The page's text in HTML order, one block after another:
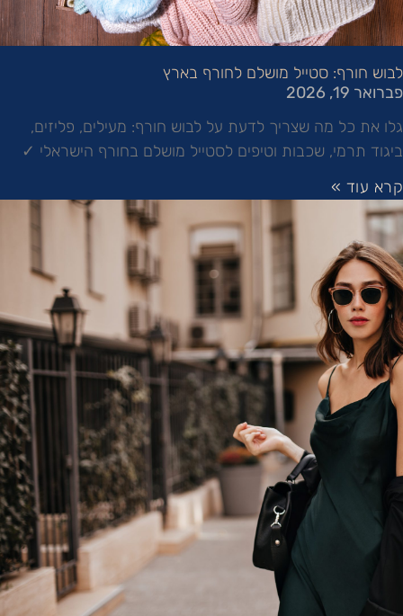
לבוש חורף: סטייל מושלם לחורף בארץ
פברואר 19, 2026
גלו את כל מה שצריך לדעת על לבוש חורף: מעילים, פליזים,
ביגוד תרמי, שכבות וטיפים לסטייל מושלם בחורף הישראלי ✓
קרא עוד »